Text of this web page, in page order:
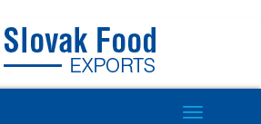
Toggle